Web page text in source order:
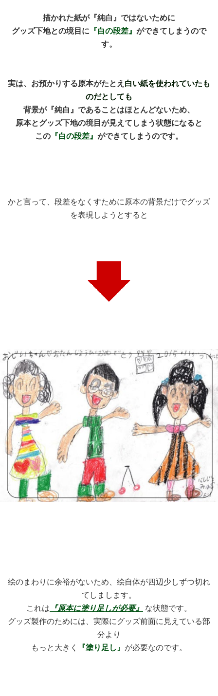
描かれた紙が『純白』ではないために
グッズ下地との境目に 『白の段差』 ができてしまうので
す。
実は、お預かりする原本がたとえ 白い紙を使われていたも
のだとしても
背景が『純白』であることはほとんどないため、
原本とグッズ下地の境目が見えてしまう状態になると
この 『白の段差』 ができてしまうのです。
かと言って、段差をなくすために原本の背景だけでグッズ
を表現しようとすると
絵のまわりに余裕がないため、絵自体が四辺少しずつ切れ
てしまします。
これは 『原本に塗り足しが必要』
な状態です。
グッズ製作のためには、実際にグッズ前面に見えている部
分より
もっと大きく
『塗り足し』 が必要なのです。